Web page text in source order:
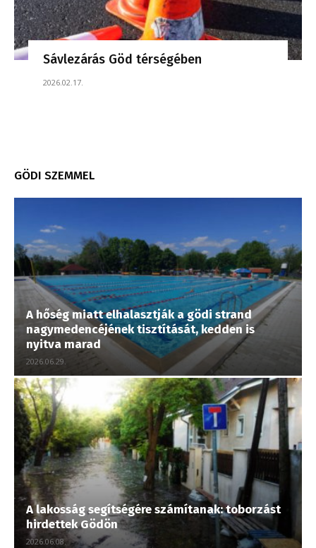
Sávlezárás Göd térségében
2026.02.17.
GÖDI SZEMMEL
A hőség miatt elhalasztják a gödi strand
nagymedencéjének tisztítását, kedden is
nyitva marad
2026.06.29.
A lakosság segítségére számítanak: toborzást
hirdettek Gödön
2026.06.08.